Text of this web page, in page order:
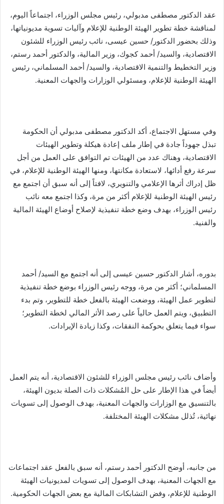
عقد الدكتور مصطفى مدبولي، رئيس مجلس الوزراء، اجتماعاً اليوم،
لمناقشة خطة تطوير الهيئة الوطنية للإعلام وآليات تسوية مديونياتها،
وذلك بحضور الدكتور/ حسين عيسى، نائب رئيس الوزراء للشئون
الاقتصادية، والسيد/ أحمد كجوك، وزير المالية، والدكتور أحمد رستم،
وزير التخطيط والتنمية الاقتصادية، والسيد/ أحمد المسلماني، رئيس
الهيئة الوطنية للإعلام، ومسئولي الوزارات والجهات المعنية.
وفي مستهل الاجتماع، أكد الدكتور مصطفى مدبولي أن الحكومة
تبذل جهوداً جادة في إطار ملف إعادة هيكلة وتطوير الهيئات
الاقتصادية، وهناك عدد من الهيئات تم التوافق على العمل من أجل
سرعة رفع أدائها، لاستعادة مكانتها، ومنها الهيئة الوطنية للإعلام، في
ظل إدراك أثرها الإعلامي والتنويري، لافتاً إلى أنه سبق أن اجتمع مع
رئيس الهيئة الوطنية للإعلام أكثر من مرة، وكذا اجتمع معه نائب
رئيس الوزراء، بهدف وضع خطة تنفيذية لإصلاح أوضاع الهيئة المالية
والفنية.
بدوره، أشار الدكتور حسين عيسى إلى أنه اجتمع مع السيد/ أحمد
المسلماني؛ أكثر من مرة، ووجه رئيس الوزراء بوضع خطة تنفيذية
لتطوير عمل الهيئة، ووضعت الهيئة بالفعل خطة للتطوير، وتم بدء
التطبيق، ويتم العمل حالياً على رصد الأثر المالي لخطة التطوير؛
سواء فيما يتعلق بحوكمة النفقات، وكذا زيادة الإيرادات.
وأضاف نائب رئيس مجلس الوزراء للشئون الاقتصادية، أنه يتم العمل
أيضاً في هذا الإطار على حل المُشكلات ذات الصلة بديون الهيئة،
بالتنسيق مع الوزارات والجهات المعنية، بهدف الوصول إلى تسويات
نهائية، تُذلل مشكلات الهيئة المختلفة.
من جانبه، أوضح الدكتور أحمد رستم، أنه سبق بالفعل عقد اجتماعات
مع الجهات المعنية، بهدف الوصول إلى تسويات لمديونيات الهيئة
الوطنية للإعلام، وفض التشابكات المالية مع بعض الجهات الحكومية.